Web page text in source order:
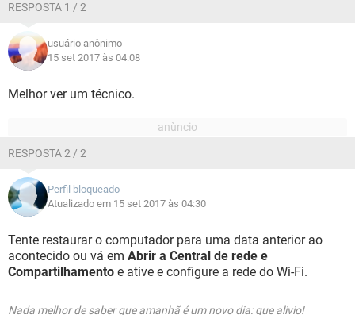
RESPOSTA 1 / 2
usuário anônimo
15 set 2017 às 04:08
Melhor ver um técnico.
RESPOSTA 2 / 2
Perfil bloqueado
Atualizado em 15 set 2017 às 04:30
Tente restaurar o computador para uma data anterior ao
acontecido ou vá em Abrir a Central de rede e
Compartilhamento e ative e configure a rede do Wi-Fi.
Nada melhor de saber que amanhã é um novo dia: que alivio!